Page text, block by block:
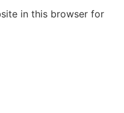
in this browser for